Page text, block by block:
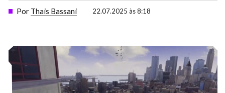
Por Thais Bassani 22.07.2025 às 8:18